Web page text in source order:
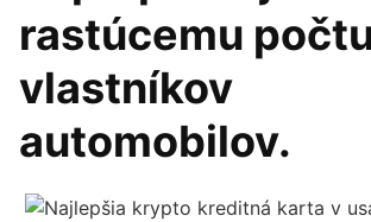
rastúcemu
vlastníkov
automobilov.